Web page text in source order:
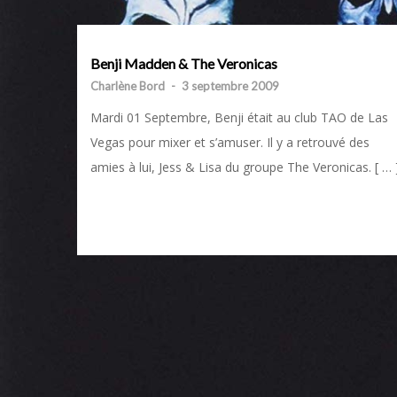
Benji Madden & The Veronicas
Charlène Bord - 3 septembre 2009
Mardi 01 Septembre, Benji était au club TAO de Las
Vegas pour mixer et s’amuser. Il y a retrouvé des
amies à lui, Jess & Lisa du groupe The Veronicas. [ …